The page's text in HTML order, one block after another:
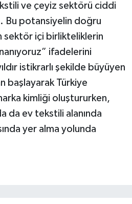
ve çeyiz sektörü ciddi
Bu potansiyelin doğru
sektör içi birlikteliklerin
ifadelerini
istikrarlı şekilde büyüyen
başlayarak Türkiye
kimliği oluştururken,
da ev tekstili alanında
yer alma yolunda